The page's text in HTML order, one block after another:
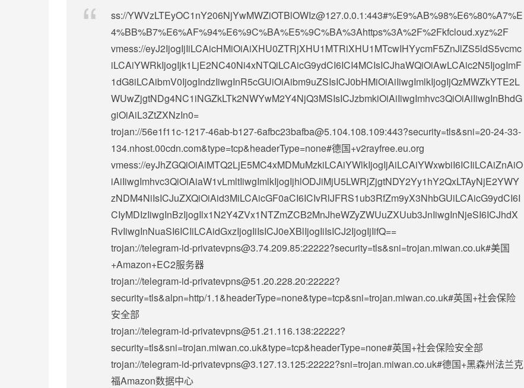
ss://YWVzLTEyOC1nY206NjYwMWZiOTBlOWIz@127.0.0.1:443#%E9%AB%98%E6%80%A7%E
4%BB%B7%E6%AF%94%E6%9C%BA%E5%9C%BA%3Ahttps%3A%2F%2Fkfcloud.xyz%2F
vmess://eyJ2IjogIjIiLCAicHMiOiAiXHU0ZTRjXHU1MTRiXHU1MTcwIHYycmF5ZnJlZS5ldS5vcmc
iLCAiYWRkIjogIjk1LjE2NC40Ni4xNTQiLCAicG9ydCI6ICI4MCIsICJhaWQiOiAwLCAic2N5IjogImF
1dG8iLCAibmV0IjogIndzIiwgInR5cGUiOiAibm9uZSIsICJ0bHMiOiAiIiwgImlkIjogIjQzMWZkYTE2L
WUwZjgtNDg4NC1iNGZkLTk2NWYwM2Y4NjQ3MSIsICJzbmkiOiAiIiwgImhvc3QiOiAiIiwgInBhdG
giOiAiL3ZtZXNzIn0=
trojan://56e1f11c-1217-46ab-b127-6afbc23bafba@5.104.108.109:443?security=tls&sni=20-24-33-
134.nhost.00cdn.com&type=tcp&headerType=none#德国+v2rayfree.eu.org
vmess://eyJhZGQiOiAiMTQ2LjE5MC4xMDMuMzkiLCAiYWlkIjogIjAiLCAiYWxwbiI6ICIiLCAiZnAiO
iAiIiwgImhvc3QiOiAiaW1vLmltIiwgImlkIjogIjhlODJiMjU5LWRjZjgtNDY2Yy1hY2QxLTAyNjE2YWY
zNDM4NiIsICJuZXQiOiAid3MiLCAicGF0aCI6ICIvRlJFRS1ub3RfZm9yX3NhbGUiLCAicG9ydCI6I
CIyMDIzIiwgInBzIjogIlx1N2Y4ZVx1NTZmZCB2MnJheWZyZWUuZXUub3JnIiwgInNjeSI6ICJhdX
RvIiwgInNuaSI6ICIiLCAidGxzIjogIiIsICJ0eXBlIjogIiIsICJ2IjogIjIifQ==
trojan://telegram-id-privatevpns@3.74.209.85:22222?security=tls&sni=trojan.miwan.co.uk#美国
+Amazon+EC2服务器
trojan://telegram-id-privatevpns@51.20.228.20:22222?
security=tls&alpn=http/1.1&headerType=none&type=tcp&sni=trojan.miwan.co.uk#英国+社会保险
安全部
trojan://telegram-id-privatevpns@51.21.116.138:22222?
security=tls&sni=trojan.miwan.co.uk&type=tcp&headerType=none#英国+社会保险安全部
trojan://telegram-id-privatevpns@3.127.13.125:22222?sni=trojan.miwan.co.uk#德国+黑森州法兰克
福Amazon数据中心